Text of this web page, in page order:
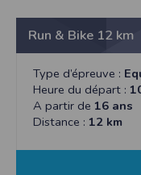
Run & Bike 12 km
Type d’épreuve :
Heure du départ :
A partir de 16 ans
Distance : 12 km
Cette application ne requiert
Informations sur
Aucun paiement n'étant
vos cartes de crédit ou de
Traduction in